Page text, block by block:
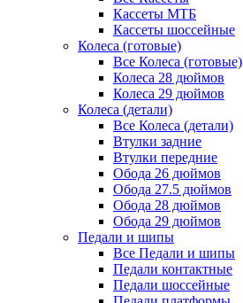
Кассеты МТБ
Кассеты шоссейные
Колеса (готовые)
Все Колеса (готовые)
Колеса 28 дюймов
Колеса 29 дюймов
Колеса (детали)
Все Колеса (детали)
Втулки задние
Втулки передние
Обода 26 дюймов
Обода 27.5 дюймов
Обода 28 дюймов
Обода 29 дюймов
Педали и шипы
Все Педали и шипы
Педали контактные
Педали шоссейные